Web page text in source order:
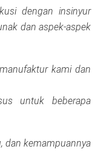
dengan insinyur
dan aspek-aspek
kami dan
untuk beberapa
dan kemampuannya